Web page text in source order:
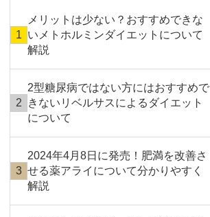
メリットは少ない？おすすめできな
いメトホルミンダイエットについて
解説
2型糖尿病ではない方にはおすすめで
きないリベルサスによるダイエット
について
2024年4月8日に発売！肥満を改善さ
せる薬アライについて分かりやすく
解説